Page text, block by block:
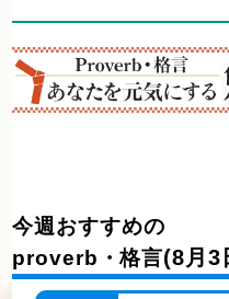
今週おすすめの
proverb・格言(8月3